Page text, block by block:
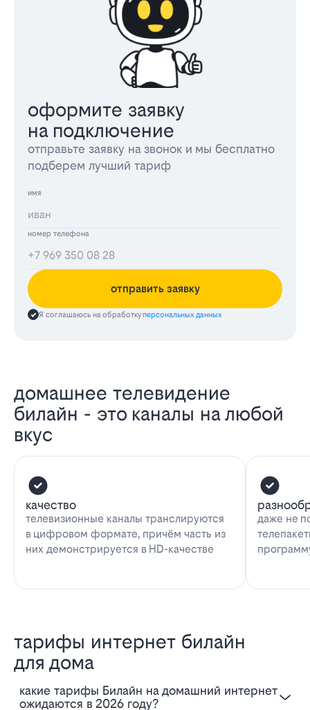
оформите заявку
на подключение
отправьте заявку на звонок и мы бесплатно
подберем лучший тариф
имя
номер телефона
отправить заявку
Я соглашаюсь на обработкуперсональных данных
домашнее телевидение
билайн - это каналы на любой
вкус
качество
телевизионные каналы транслируются
в цифровом формате, причём часть из
них демонстрируется в HD-качестве
даже не
тарифы интернет билайн
для дома
Какие тарифы Билайн на домашний интернет
ожидаются в 2026 году?